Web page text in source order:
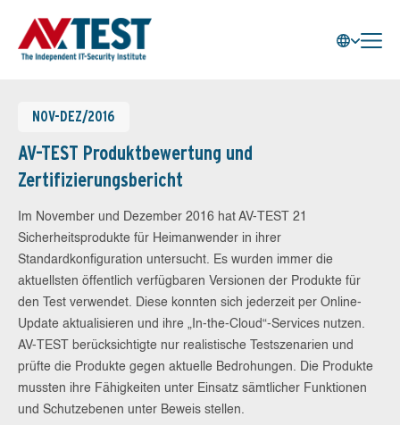
NOV-DEZ/2016
AV-TEST Produktbewertung und
Zertifizierungsbericht
Im November und Dezember 2016 hat AV-TEST 21
Sicherheitsprodukte für Heimanwender in ihrer
Standardkonfiguration untersucht. Es wurden immer die
aktuellsten öffentlich verfügbaren Versionen der Produkte für
den Test verwendet. Diese konnten sich jederzeit per Online-
Update aktualisieren und ihre „In-the-Cloud“-Services nutzen.
AV-TEST berücksichtigte nur realistische Testszenarien und
prüfte die Produkte gegen aktuelle Bedrohungen. Die Produkte
mussten ihre Fähigkeiten unter Einsatz sämtlicher Funktionen
und Schutzebenen unter Beweis stellen.